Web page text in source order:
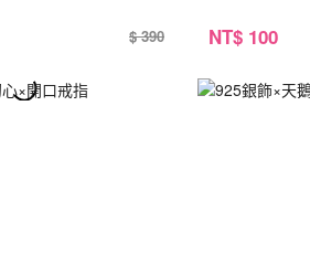
$ 390 NT$ 100